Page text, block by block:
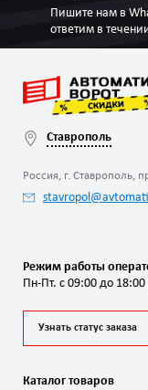
Пишите нам в
ответим в
Ставрополь
Россия, г. Ставрополь,
Режим работы
Пн-Пт. с 09:00 до 18:00
Узнать статус заказа
Каталог товаров